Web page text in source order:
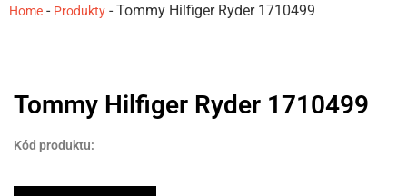
Home - Produkty - Tommy Hilfiger Ryder 1710499
Tommy Hilfiger Ryder 1710499
Kód produktu: